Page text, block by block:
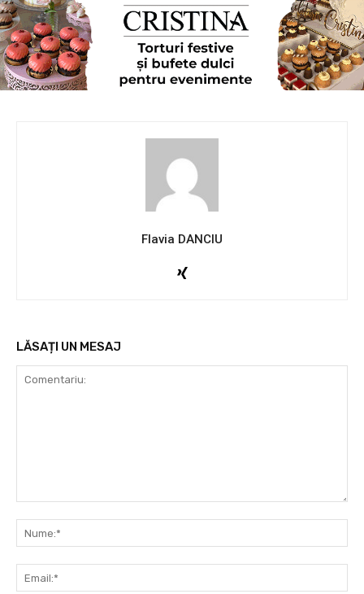
Flavia DANCIU
LĂSAȚI UN MESAJ